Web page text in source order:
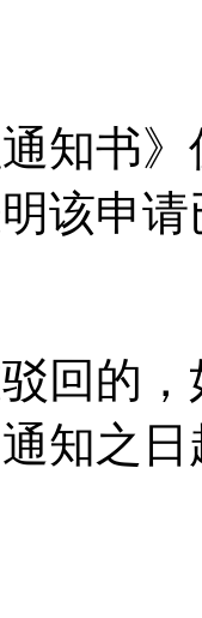
通知书
该申
回的
知之